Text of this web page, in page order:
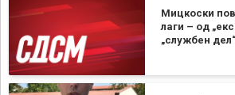
Мицкоски
лаги – од
„службен